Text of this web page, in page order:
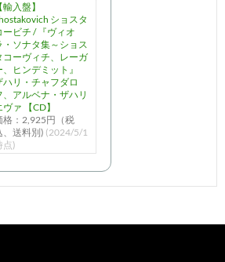
【輸入盤】
ショスタ
ービチ / 『ヴィオ
・ソナタ集～ショス
コーヴィチ、レーガ
、ヒンデミット』
ハリ・チャフダロ
、アルベナ・ザハリ
ヴァ 【CD】
格：2,925円（税
、送料別) (2024/5/1
点)